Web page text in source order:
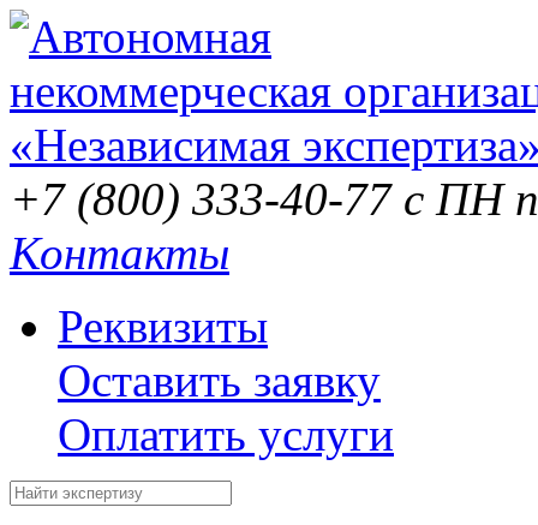
+7 (800) 333-40-77 с ПН
Контакты
Реквизиты
Оставить заявку
Оплатить услуги